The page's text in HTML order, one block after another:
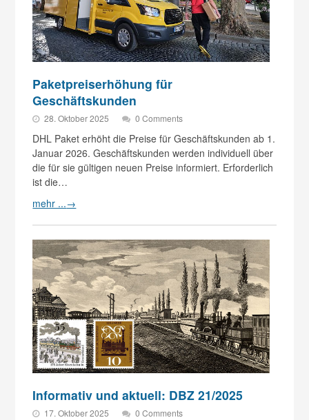
Paketpreiserhöhung für
Geschäftskunden
28. Oktober 2025 0 Comments
DHL Paket erhöht die Preise für Geschäftskunden ab 1.
Januar 2026. Geschäftskunden werden individuell über
die für sie gültigen neuen Preise informiert. Erforderlich
ist die…
mehr ...→
Informativ und aktuell: DBZ 21/2025
17. Oktober 2025 0 Comments